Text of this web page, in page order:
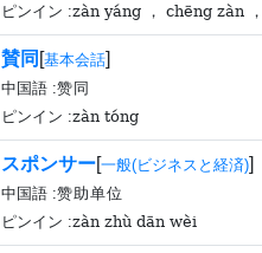
ピンイン :zàn yáng ， chēng zàn
賛同 [基本会話]
中国語 :赞同
ピンイン :zàn tóng
スポンサー[一般(ビジネスと経済)]
中国語 :赞助单位
ピンイン :zàn zhù dān wèi